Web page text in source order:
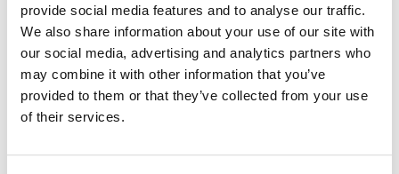
provide social media features and to analyse our traffic.
We also share information about your use of our site with
our social media, advertising and analytics partners who
may combine it with other information that you’ve
provided to them or that they’ve collected from your use
of their services.
Новости по теме